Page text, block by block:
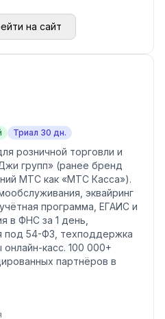
на сайт
Триал 30 дн.
розничной торговли и
групп» (ранее бренд
МТС как «МТС Касса»).
эквайринг
программа, ЕГАИС и
в ФНС за 1 день,
под 54-ФЗ, техподдержка
касс. 100 000+
партнёров в